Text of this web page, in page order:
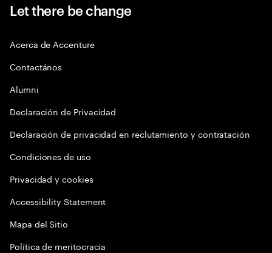
Let there be change
Acerca de Accenture
Contactános
Alumni
Declaración de Privacidad
Declaración de privacidad en reclutamiento y contratación
Condiciones de uso
Privacidad y cookies
Accessibility Statement
Mapa del Sitio
Política de meritocracia